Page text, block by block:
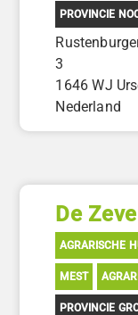
PROVINCIE
3
1646 WJ
Nederland
De
AGRARISCHE
MEST
PROVINCIE